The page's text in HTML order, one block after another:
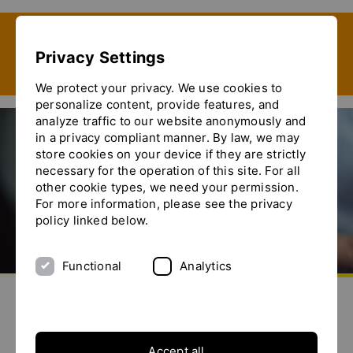
Go to homepage
Privacy Settings
We protect your privacy. We use cookies to
personalize content, provide features, and
analyze traffic to our website anonymously and
in a privacy compliant manner. By law, we may
store cookies on your device if they are strictly
necessary for the operation of this site. For all
other cookie types, we need your permission.
For more information, please see the privacy
policy linked below.
Functional Analytics